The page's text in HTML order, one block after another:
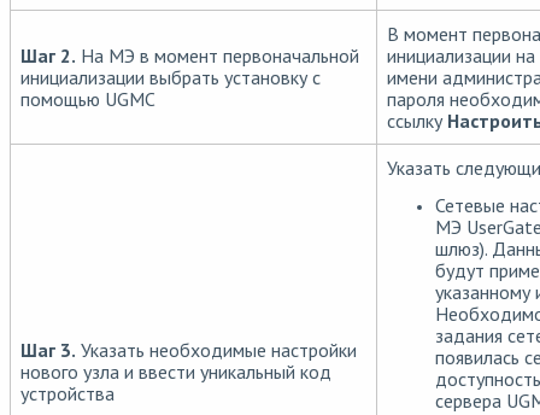
Шаг 2. На МЭ в момент первоначальной
инициализации выбрать установку с
помощью UGMC
В момент
инициализации
имени
пароля
ссылку
Шаг 3. Указать необходимые настройки
нового узла и ввести уникальный код
устройства
Указать
Сетевые
МЭ
шлюз).
будут
указанному
задания
появилась
сервера